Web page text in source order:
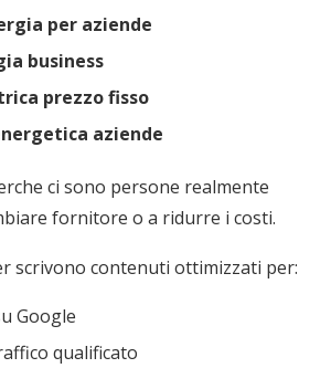
per aziende
business
prezzo fisso
aziende
ci sono persone realmente
fornitore o a ridurre i costi.
scrivono contenuti ottimizzati per:
Google
qualificato